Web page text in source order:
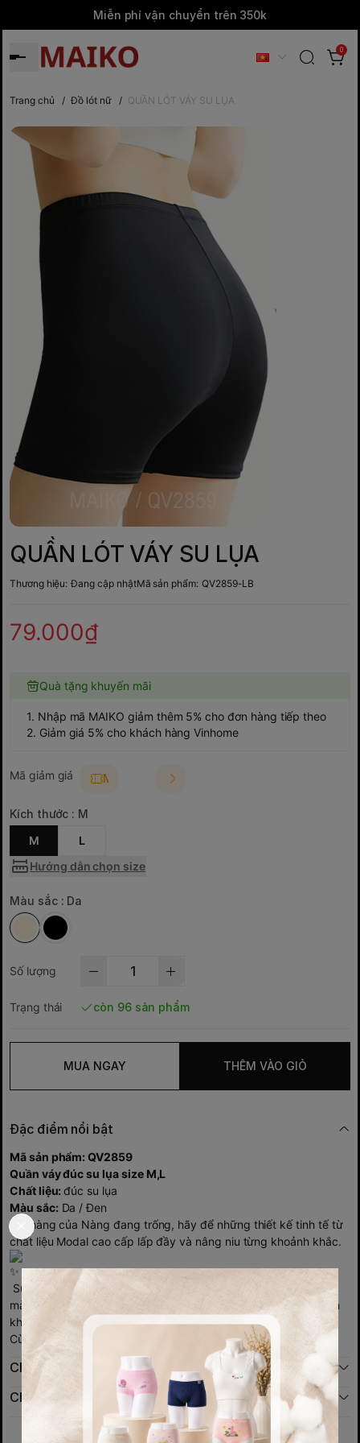
Miễn phí vận chuyển trên 350k
0
Trang chủ / Đồ lót nữ / QUẦN LÓT VÁY SU LỤA
QUẦN LÓT VÁY SU LỤA
Thương hiệu: Đang cập nhậtMã sản phẩm: QV2859-LB
79.000₫
Quà tặng khuyến mãi
1. Nhập mã MAIKO giảm thêm 5% cho đơn hàng tiếp theo
2. Giảm giá 5% cho khách hàng Vinhome
Mã giảm giá
Kích thước : M
M
L
Hướng dẫn chọn size
Màu sắc : Da
Số lượng
Trạng thái còn 96 sản phẩm
MUA NGAY THÊM VÀO GIỎ
Đặc điểm nổi bật
Mã sản phẩm: QV2859
Quần váy đúc su lụa size M,L
Chất liệu:đúc su lụa
Màu sắc: Da / Đen
Giỏ hàng của Nàng đang trống, hãy để những thiết kế tinh tế từ
chất liệu Modal cao cấp lấp đầy và nâng niu từng khoảnh khắc.
Sự kết hợp giữa đường nét hiện đại, viền mỏng nhẹ, và tông
màu pastel thanh nhã không chỉ mang đến sự thoải mái mà còn
khẳng định phong cách đầy tinh tế.
Cùng MAIKO chạm đến đẳng cấp hoàn mỹ!
Chính sách đổi trả
Chính sách giao hàng